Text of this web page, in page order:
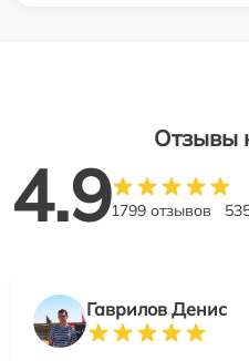
Отзывы
4.91799 отзывов
Гаврилов Денис